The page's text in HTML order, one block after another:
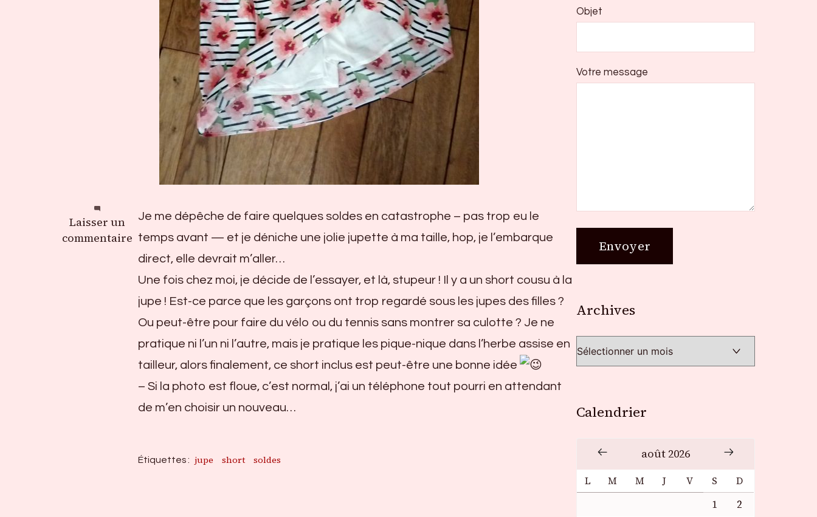
Laisser un
commentaire
sur
Jupe
surprise
Je me dépêche de faire quelques soldes en catastrophe – pas trop eu le
temps avant — et je déniche une jolie jupette à ma taille, hop, je l’embarque
direct, elle devrait m’aller…
Une fois chez moi, je décide de l’essayer, et là, stupeur ! Il y a un short cousu à la
jupe ! Est-ce parce que les garçons ont trop regardé sous les jupes des filles ?
Ou peut-être pour faire du vélo ou du tennis sans montrer sa culotte ? Je ne
pratique ni l’un ni l’autre, mais je pratique les pique-nique dans l’herbe assise en
tailleur, alors finalement, ce short inclus est peut-être une bonne idée
– Si la photo est floue, c’est normal, j’ai un téléphone tout pourri en attendant
de m’en choisir un nouveau…
Étiquettes : jupe short soldes
Objet
Votre message
Archives
Calendrier
août 2026
L M M J V S D
1
2